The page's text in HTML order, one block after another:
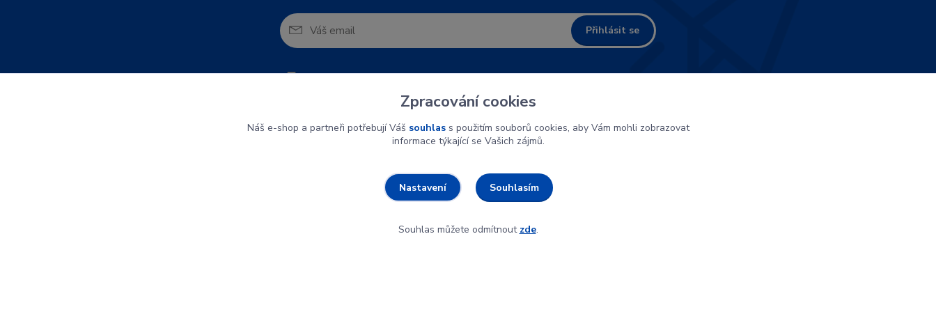
Přihlásit se
Souhlasím sezpracováním osobních údajůza účelem rozesílky newsletteru.
Můžete se kdykoli odhlásit.
Zpracování cookies
Náš e-shop a partneři potřebují Váš souhlass použitím souborů cookies, aby Vám mohli zobrazovat
informace týkající se Vašich zájmů.
Nastavení Souhlasím
Souhlas můžete odmítnout zde.